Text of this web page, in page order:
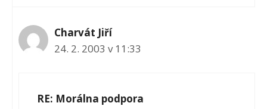
Charvát Jiří
24. 2. 2003 v 11:33
RE: Morálna podpora